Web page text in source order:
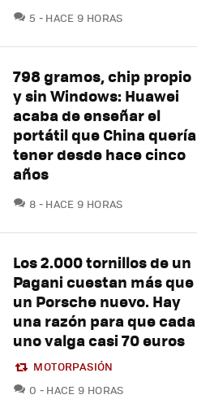
5 COMENTARIOS
HACE 9 HORAS
798 gramos, chip propio
y sin Windows: Huawei
acaba de enseñar el
portátil que China quería
tener desde hace cinco
años
8 COMENTARIOS
HACE 9 HORAS
Los 2.000 tornillos de un
Pagani cuestan más que
un Porsche nuevo. Hay
una razón para que cada
uno valga casi 70 euros
MOTORPASIÓN
0 COMENTARIOS
HACE 9 HORAS